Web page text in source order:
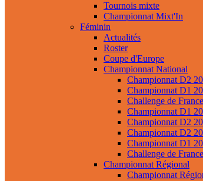
Tournois mixte
Championnat Mixt'In
Féminin
Actualités
Roster
Coupe d'Europe
Championnat National
Championnat D2
Championnat D1
Challenge de
Championnat D1
Championnat D2
Championnat D2
Championnat D1
Challenge de
Championnat Régional
Championnat